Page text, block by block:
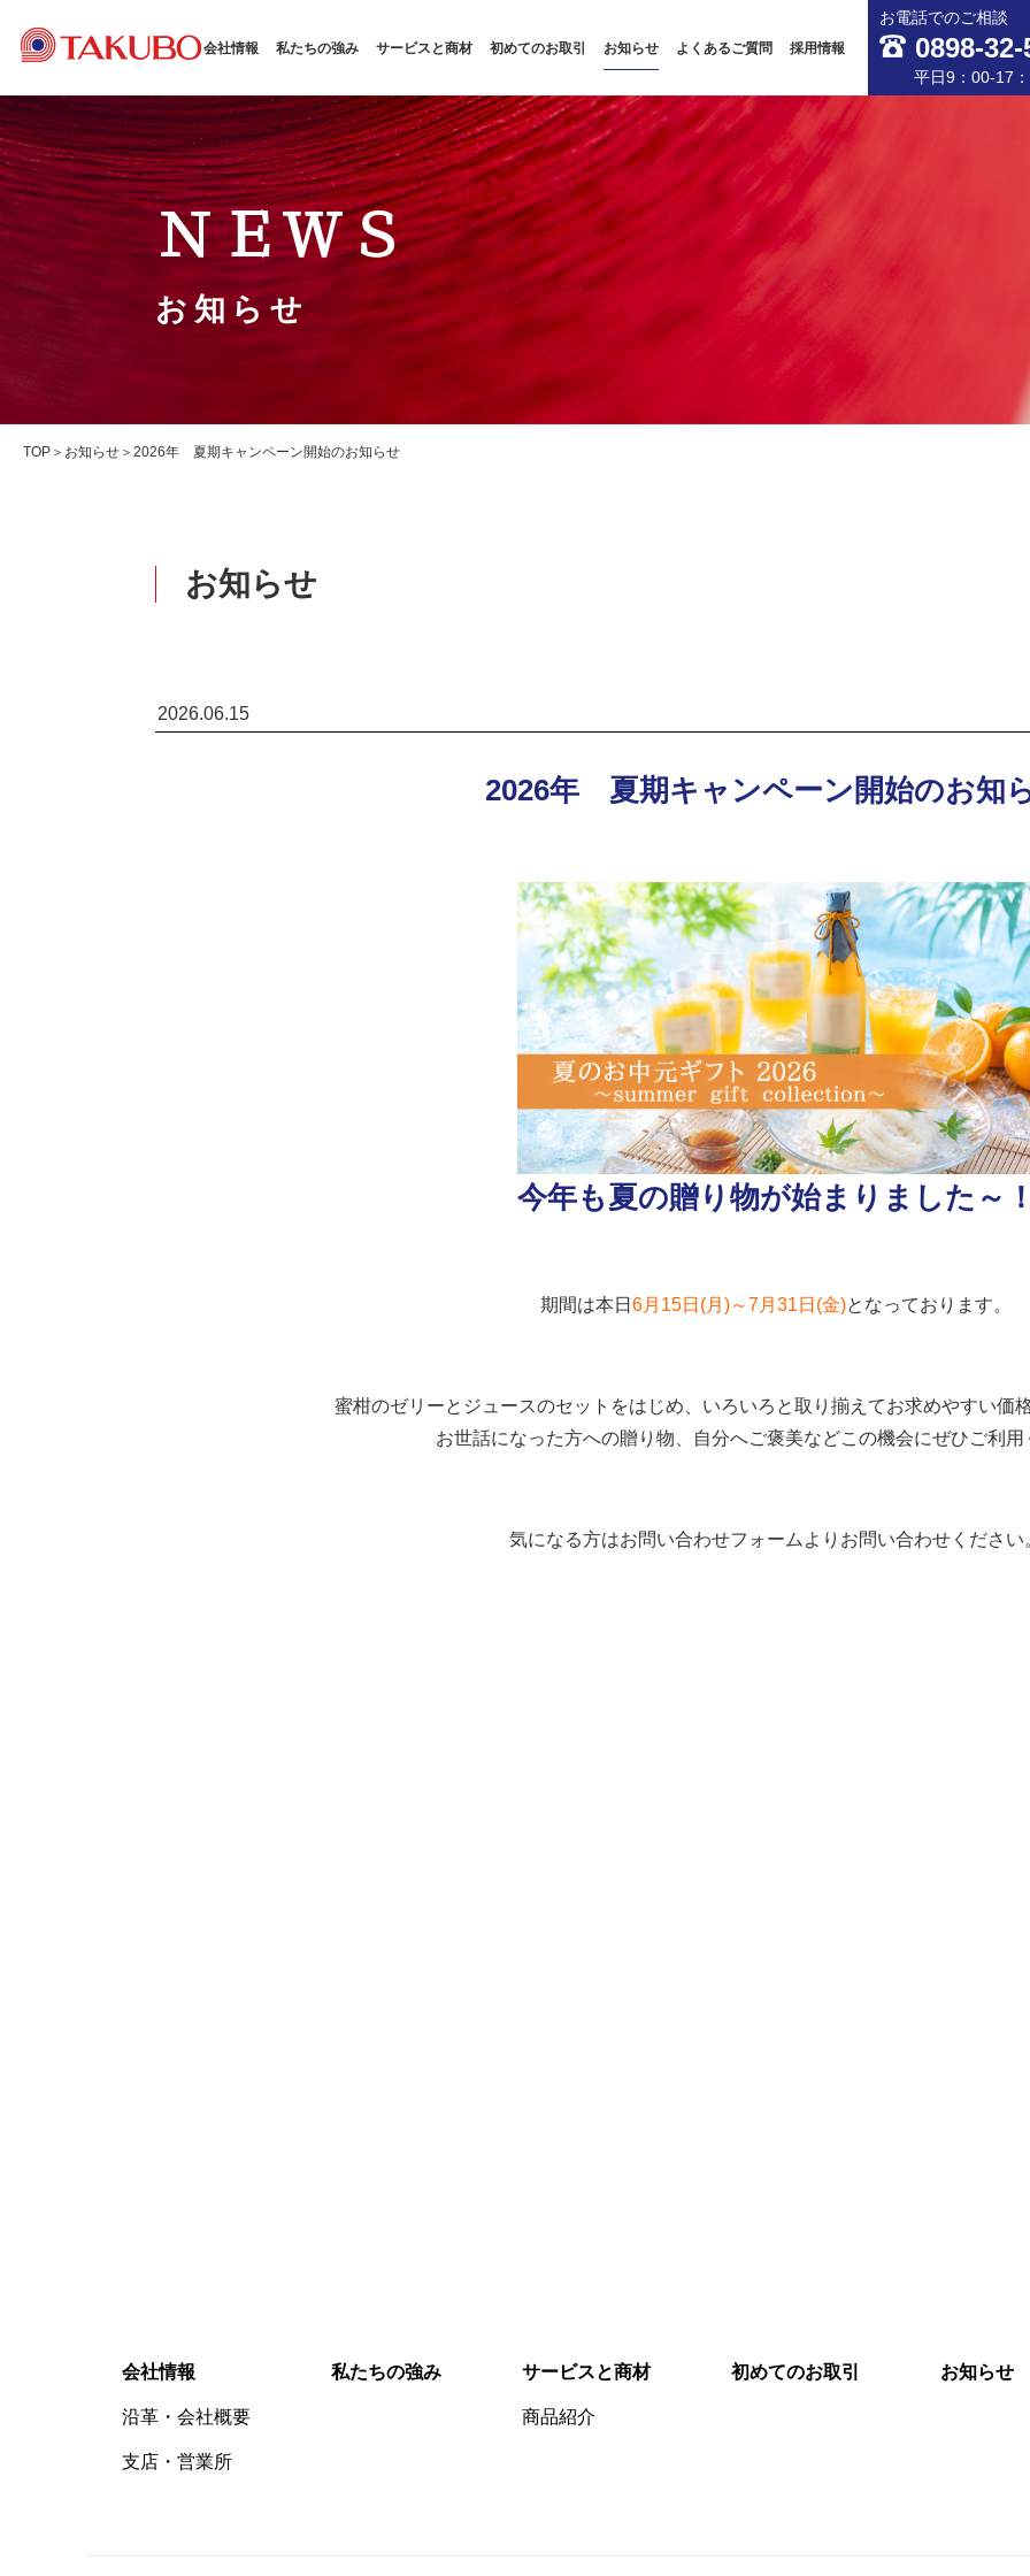
会社情報 私たちの強み サービスと商材 初めてのお取引 お知らせ よくあるご質問 採用情報
お電話でのご相談
0898-32-
平日9：00-17
ＮＥＷＳ
お知らせ
TOP お知らせ 2026年 夏期キャンペーン開始のお知らせ
お知らせ
2026.06.15
2026年 夏期キャンペーン開始のお知
今年も夏の贈り物が始まりました～
期間は本日 6月15日(月)～7月31日(金)となっております。
蜜柑のゼリーとジュースのセットをはじめ、いろいろと取り揃えてお求めやすい価
お世話になった方への贈り物、自分へご褒美などこの機会にぜひご利
気になる方はお問い合わせフォームよりお問い合わせください
会社情報
沿革・会社概要
支店・営業所
私たちの強み サービスと商材
商品紹介
初めてのお取引 お知らせ